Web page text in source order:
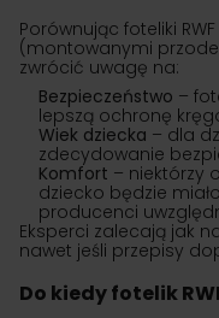
Porównując foteliki
(montowanymi
zwrócić uwagę na:
Bezpieczeństwo –
lepszą ochronę
Wiek dziecka – dla
zdecydowanie
Komfort – niektórzy
dziecko będzie
producenci
Eksperci zalecają jak
nawet jeśli przepisy
Do kiedy fotelik